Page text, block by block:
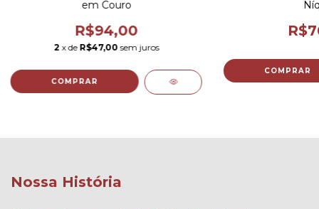
em Couro
R$94,00
2 x de R$47,00 sem juros
COMPRAR
Nossa História